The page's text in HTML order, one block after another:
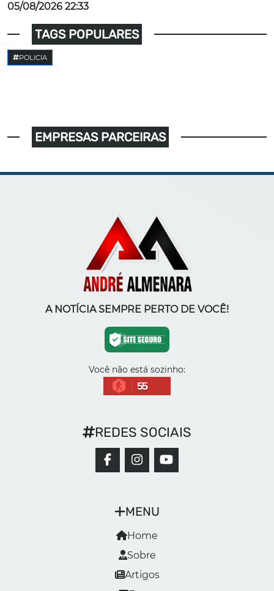
05/08/2026 22:33
TAGS POPULARES
POLICIA
EMPRESAS PARCEIRAS
A NOTÍCIA SEMPRE PERTO DE VOCÊ!
Você não está sozinho:
55
MENU
Home
Sobre
Artigos
REDES SOCIAIS